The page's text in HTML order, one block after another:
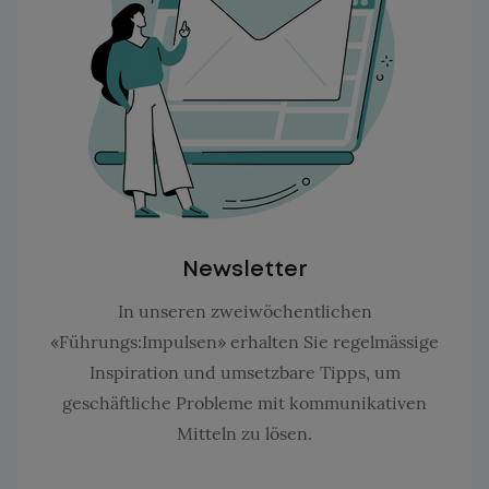
Newsletter
In unseren zweiwöchentlichen
«Führungs:Impulsen» erhalten Sie regelmässige
Inspiration und umsetzbare Tipps, um
geschäftliche Probleme mit kommunikativen
Mitteln zu lösen.